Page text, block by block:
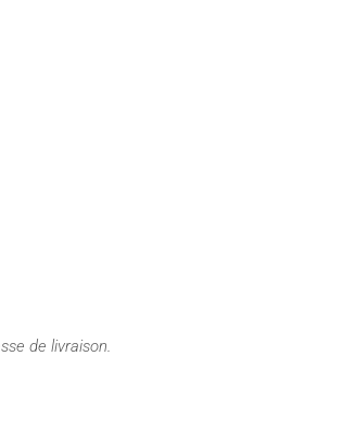
de livraison.